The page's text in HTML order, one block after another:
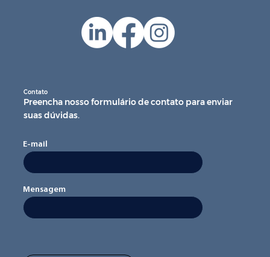
Contato
Preencha nosso formulário de contato para enviar
suas dúvidas.
E-mail
Mensagem